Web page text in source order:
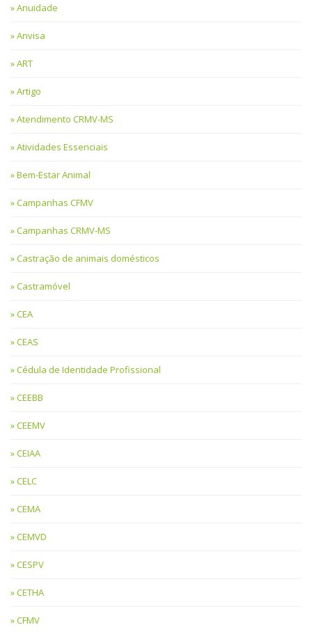
Anuidade
Anvisa
ART
Artigo
Atendimento CRMV-MS
Atividades Essenciais
Bem-Estar Animal
Campanhas CFMV
Campanhas CRMV-MS
Castração de animais domésticos
Castramóvel
CEA
CEAS
Cédula de Identidade Profissional
CEEBB
CEEMV
CEIAA
CELC
CEMA
CEMVD
CESPV
CETHA
CFMV